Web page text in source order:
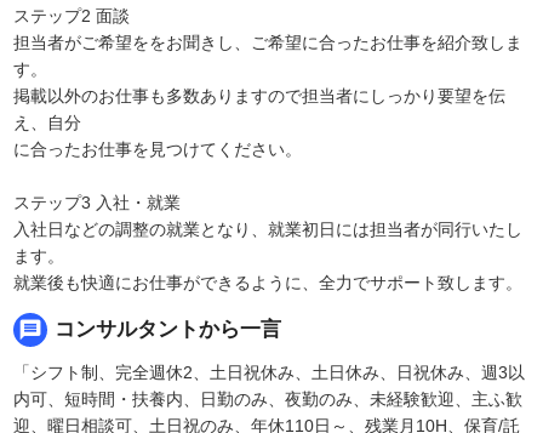
ステップ2 面談
担当者がご希望ををお聞きし、ご希望に合ったお仕事を紹介致しま
す。
掲載以外のお仕事も多数ありますので担当者にしっかり要望を伝
え、自分
に合ったお仕事を見つけてください。
ステップ3 入社・就業
入社日などの調整の就業となり、就業初日には担当者が同行いたし
ます。
就業後も快適にお仕事ができるように、全力でサポート致します。
message コンサルタントから一言
「シフト制、完全週休2、土日祝休み、土日休み、日祝休み、週3以
内可、短時間・扶養内、日勤のみ、夜勤のみ、未経験歓迎、主ふ歓
迎、曜日相談可、土日祝のみ、年休110日～、残業月10H、保育/託